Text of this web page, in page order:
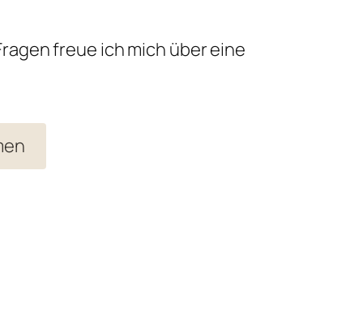
freue ich mich über eine